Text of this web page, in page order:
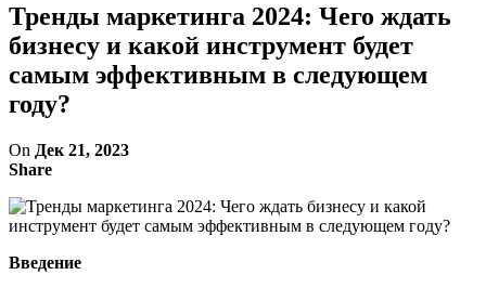
Тренды маркетинга 2024: Чего ждать
бизнесу и какой инструмент будет
самым эффективным в следующем
году?
On Дек 21, 2023
Share
Введение